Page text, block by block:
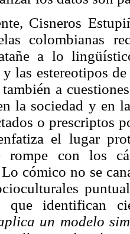
Cisneros
colombianas
a lo
las estereotipos
a
la sociedad y en
o prescriptos
el lugar
rompe con los
cómico no se
que identifican
un modelo